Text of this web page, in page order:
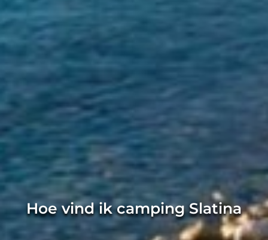
Hoe vind ik camping Slatina